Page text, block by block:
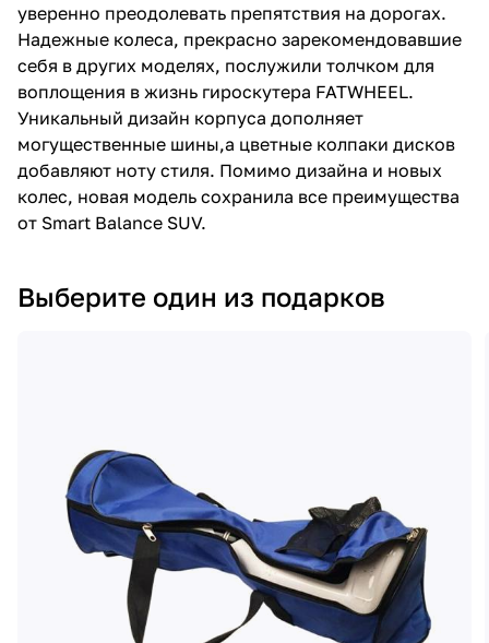
уверенно преодолевать препятствия на дорогах.
Надежные колеса, прекрасно зарекомендовавшие
себя в других моделях, послужили толчком для
воплощения в жизнь гироскутера FATWHEEL.
Уникальный дизайн корпуса дополняет
могущественные шины,а цветные колпаки дисков
добавляют ноту стиля. Помимо дизайна и новых
колес, новая модель сохранила все преимущества
от Smart Balance SUV.
Выберите один из подарков